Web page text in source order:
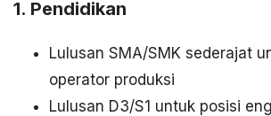
1. Pendidikan
Lulusan SMA/SMK sederajat
operator produksi
Lulusan D3/S1 untuk posisi